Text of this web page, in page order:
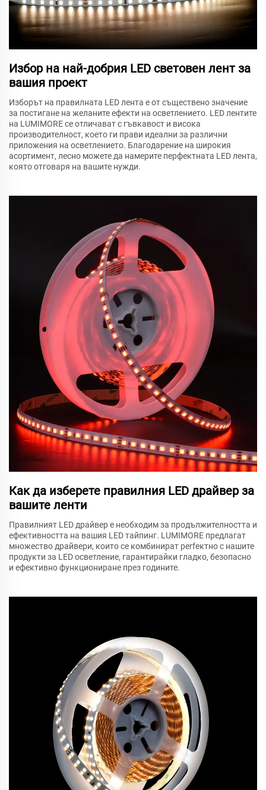
Избор на най-добрия LED световен лент за
вашия проект
Изборът на правилната LED лента е от съществено значение
за постигане на желаните ефекти на осветлението. LED лентите
на LUMIMORE се отличават с гъвкавост и висока
производителност, което ги прави идеални за различни
приложения на осветлението. Благодарение на широкия
асортимент, лесно можете да намерите перфектната LED лента,
която отговаря на вашите нужди.
Как да изберете правилния LED драйвер за
вашите ленти
Правилният LED драйвер е необходим за продължителността и
ефективността на вашия LED тайпинг. LUMIMORE предлагат
множество драйвери, които се комбинират perfектно с нашите
продукти за LED осветление, гарантирайки гладко, безопасно
и ефективно функциониране през годините.